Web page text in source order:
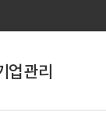
업관리